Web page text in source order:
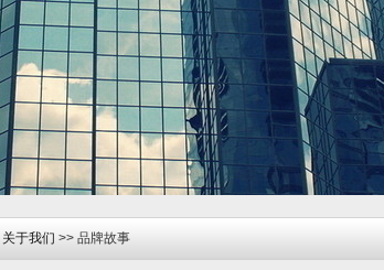
关于我们 >> 品牌故事